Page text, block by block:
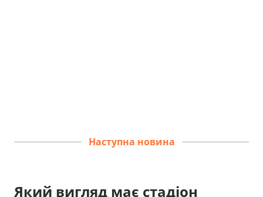
Наступна новина
Який вигляд має стадіон